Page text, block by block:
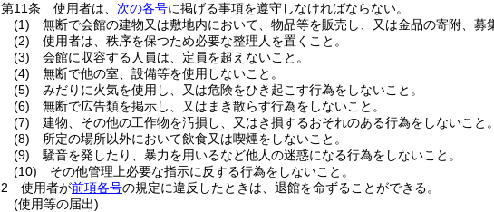
第11条
使用者は、 次の各号に掲げる事項を遵守しなければならない。
(1)
無断で会館の建物又は敷地内において、物品等を販売し、又は金品の寄附、募
(2)
使用者は、秩序を保つため必要な整理人を置くこと。
(3)
会館に収容する人員は、定員を超えないこと。
(4)
無断で他の室、設備等を使用しないこと。
(5)
みだりに火気を使用し、又は危険をひき起こす行為をしないこと。
(6)
無断で広告類を掲示し、又はまき散らす行為をしないこと。
(7)
建物、その他の工作物を汚損し、又はき損するおそれのある行為をしないこと。
(8)
所定の場所以外において飲食又は喫煙をしないこと。
(9)
騒音を発したり、暴力を用いるなど他人の迷惑になる行為をしないこと。
(10)
その他管理上必要な指示に反する行為をしないこと。
2
使用者が前項各号の規定に違反したときは、退館を命ずることができる。
(使用等の届出)